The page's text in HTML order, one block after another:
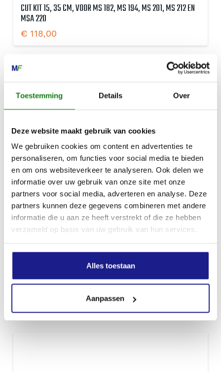
Toestemming Details Over
Deze website maakt gebruik van cookies
We gebruiken cookies om content en advertenties te
personaliseren, om functies voor social media te bieden
en om ons websiteverkeer te analyseren. Ook delen we
informatie over uw gebruik van onze site met onze
partners voor social media, adverteren en analyse. Deze
partners kunnen deze gegevens combineren met andere
informatie die u aan ze heeft verstrekt of die ze hebben
verzameld op basis van uw gebruik van hun services.
Alles toestaan
Aanpassen
CUT KIT 15, 35 CM, VOOR MS 182, MS 194, MS 201, MS 212 EN
MSA 220
€ 118,00
MSA 220